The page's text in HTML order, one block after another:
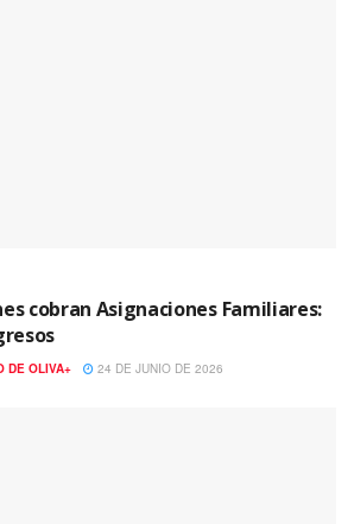
cobran Asignaciones Familiares:
DE OLIVA+ 24 DE JUNIO DE 2026